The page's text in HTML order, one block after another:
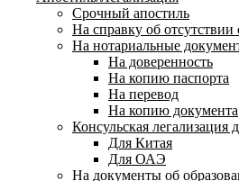
Срочный апостиль
На справку об отсутствии
На нотариальные
На доверенность
На копию паспорта
На перевод
На копию документа
Консульская легализация
Для Китая
Для ОАЭ
На документы об